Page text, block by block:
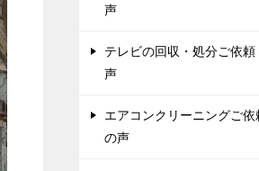
声
テレビの回収・処分ご依
声
エアコンクリーニングご
の声